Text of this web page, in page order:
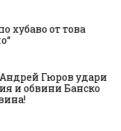
хубаво от това
Гюров удари
и обвини Банско